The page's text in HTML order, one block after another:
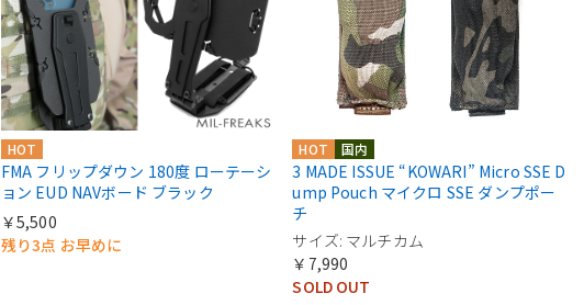
HOT
FMA フリップダウン 180度 ローテーシ
ョン EUD NAVボード ブラック
￥5,500
残り3点 お早めに
国内
HOT
3 MADE ISSUE “KOWARI” Micro SSE D
ump Pouch マイクロ SSE ダンプポー
チ
サイズ: マルチカム
￥7,990
SOLD OUT